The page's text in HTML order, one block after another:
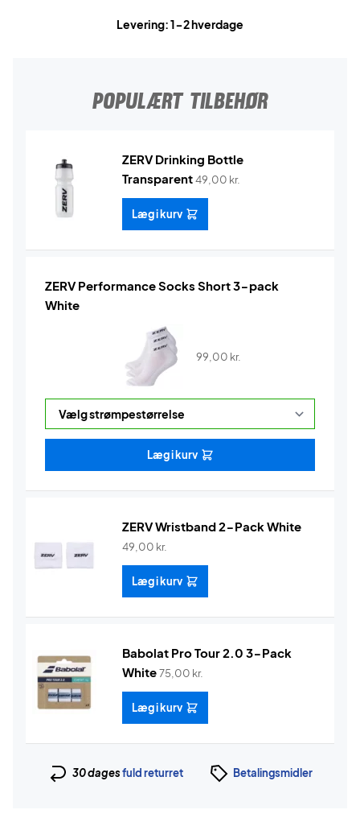
Levering: 1-2 hverdage
POPULÆRT TILBEHØR
ZERV Drinking Bottle
Transparent49,00 kr.
Læg i kurv
ZERV Performance Socks Short 3-pack
White
99,00 kr.
Læg i kurv
ZERV Wristband 2-Pack White
49,00 kr.
Læg i kurv
Babolat Pro Tour 2.0 3-Pack
White75,00 kr.
Læg i kurv
30 dagesfuld returret Betalingsmidler